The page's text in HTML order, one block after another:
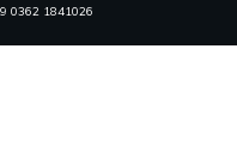
0362 1841026